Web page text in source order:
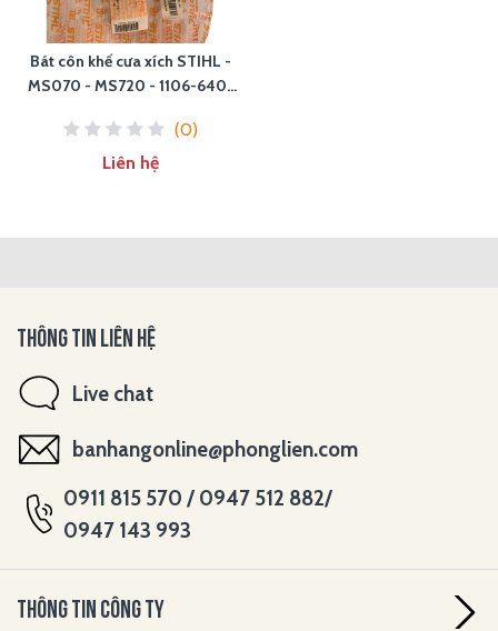
Bát côn khế cưa xích STIHL -
MS070 - MS720 - 1106-640-
(0)
Liên hệ
THÔNG TIN LIÊN HỆ
Live chat
banhangonline@phonglien.com
0911 815 570 / 0947 512 882/
0947 143 993
THÔNG TIN CÔNG TY